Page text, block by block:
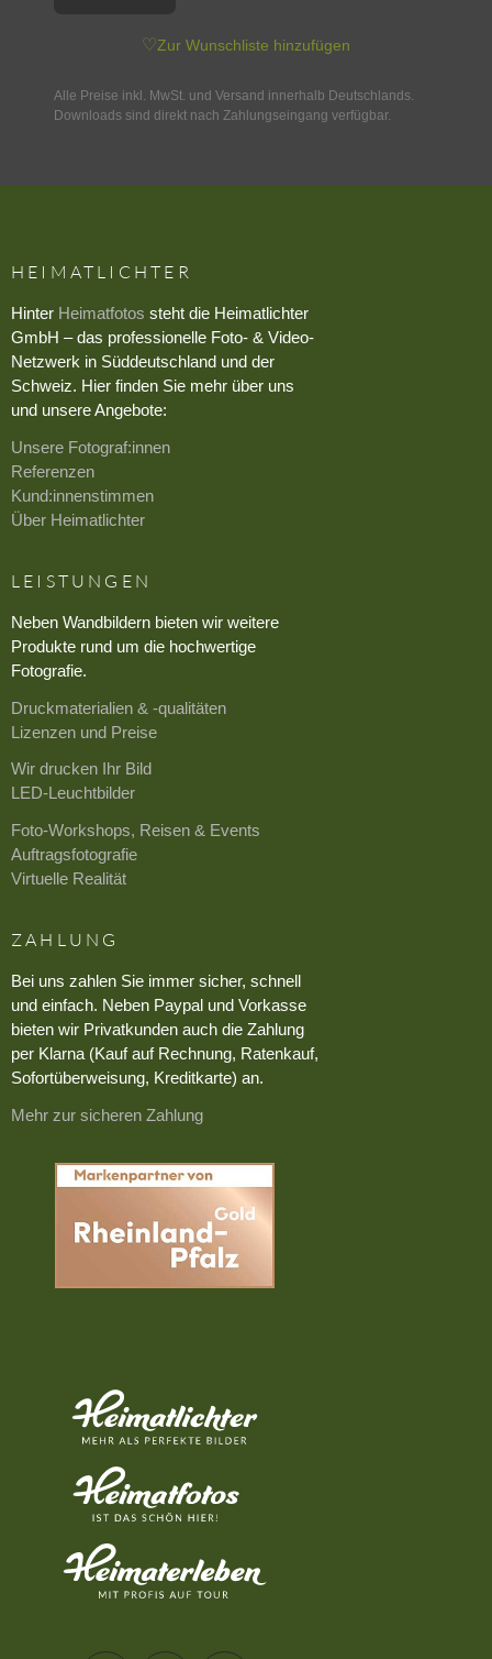
♡Zur Wunschliste hinzufügen
Alle Preise inkl. MwSt. und Versand innerhalb Deutschlands.
Downloads sind direkt nach Zahlungseingang verfügbar.
HEIMATLICHTER
Hinter Heimatfotos steht die Heimatlichter
GmbH – das professionelle Foto- & Video-
Netzwerk in Süddeutschland und der
Schweiz. Hier finden Sie mehr über uns
und unsere Angebote:
Unsere Fotograf:innen
Referenzen
Kund:innenstimmen
Über Heimatlichter
LEISTUNGEN
Neben Wandbildern bieten wir weitere
Produkte rund um die hochwertige
Fotografie.
Druckmaterialien & -qualitäten
Lizenzen und Preise
Wir drucken Ihr Bild
LED-Leuchtbilder
Foto-Workshops, Reisen & Events
Auftragsfotografie
Virtuelle Realität
ZAHLUNG
Bei uns zahlen Sie immer sicher, schnell
und einfach. Neben Paypal und Vorkasse
bieten wir Privatkunden auch die Zahlung
per Klarna (Kauf auf Rechnung, Ratenkauf,
Sofortüberweisung, Kreditkarte) an.
Mehr zur sicheren Zahlung